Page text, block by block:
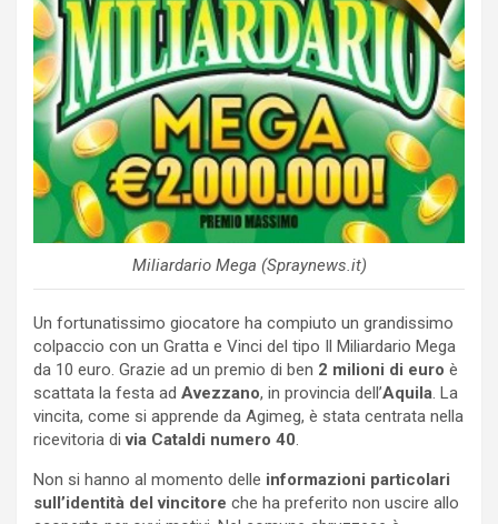
Miliardario Mega (Spraynews.it)
Un fortunatissimo giocatore ha compiuto un grandissimo
colpaccio con un Gratta e Vinci del tipo Il Miliardario Mega
da 10 euro. Grazie ad un premio di ben 2 milioni di euro è
scattata la festa ad Avezzano, in provincia dell’Aquila. La
vincita, come si apprende da Agimeg, è stata centrata nella
ricevitoria divia Cataldi numero 40.
Non si hanno al momento delle informazioni particolari
sull’identità del vincitore che ha preferito non uscire allo